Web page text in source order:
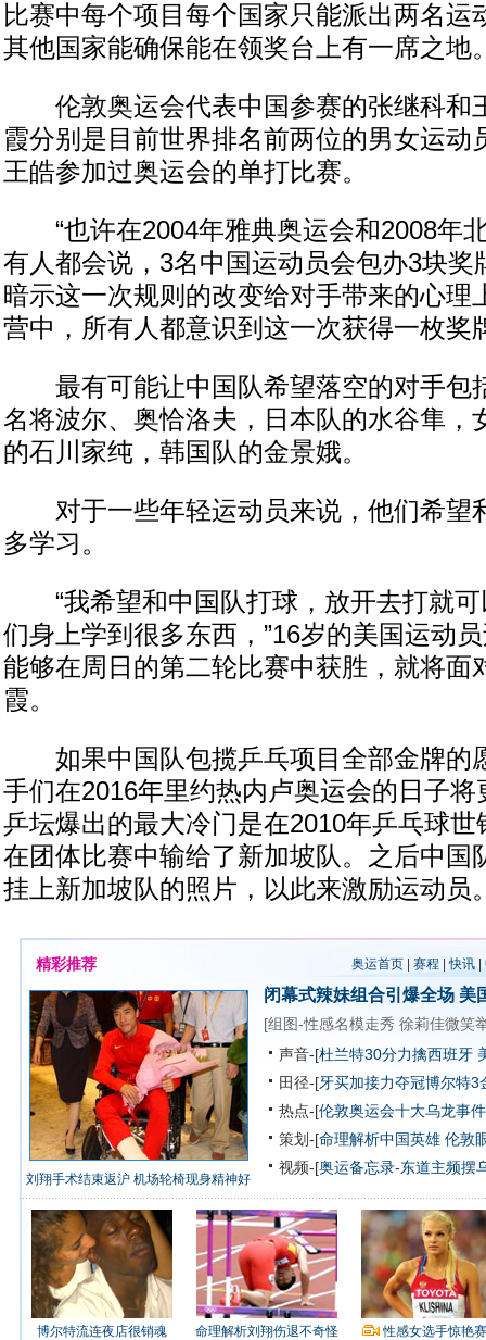
比赛中每个项目每个国家只能派出两名运
其他国家能确保能在领奖台上有一席之地
伦敦奥运会代表中国参赛的张继科和
霞分别是目前世界排名前两位的男女运动
王皓参加过奥运会的单打比赛。
“也许在2004年雅典奥运会和2008年
有人都会说，3名中国运动员会包办3块奖
暗示这一次规则的改变给对手带来的心理
营中，所有人都意识到这一次获得一枚奖
最有可能让中国队希望落空的对手包
名将波尔、奥恰洛夫，日本队的水谷隼，
的石川家纯，韩国队的金景娥。
对于一些年轻运动员来说，他们希望
多学习。
“我希望和中国队打球，放开去打就可
们身上学到很多东西，”16岁的美国运动
能够在周日的第二轮比赛中获胜，就将面
霞。
如果中国队包揽乒乓项目全部金牌的
手们在2016年里约热内卢奥运会的日子
乒坛爆出的最大冷门是在2010年乒乓球
在团体比赛中输给了新加坡队。之后中国
挂上新加坡队的照片，以此来激励运动员
精彩推荐 奥运首页| 赛程 |快讯|
刘翔手术结束返沪 机场轮椅现身精神好
闭幕式辣妹组合引爆全场 美
[组图-性感名模走秀 徐莉佳微笑
声音-[杜兰特30分力擒西班牙
田径-[牙买加接力夺冠博尔特3
热点-[伦敦奥运会十大乌龙事件
策划-[命理解析中国英雄 伦敦
视频-[奥运备忘录-东道主频摆
博尔特流连夜店很销魂 命理解析刘翔伤退不奇怪 性感女选手惊艳